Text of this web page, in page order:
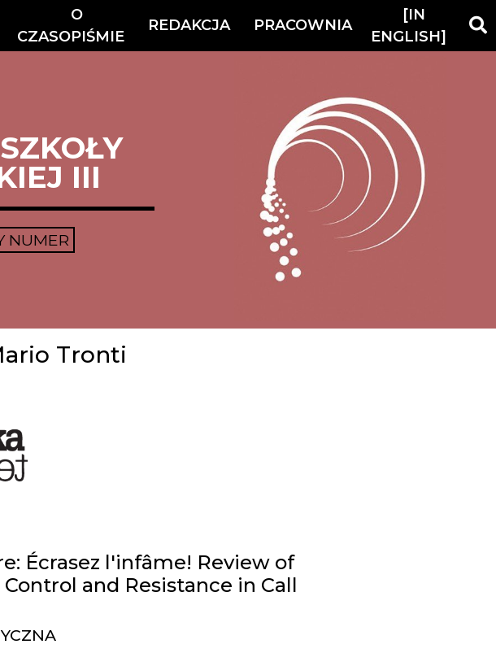
O
CZASOPIŚMIE
REDAKCJA PRACOWNIA
[IN
ENGLISH]
III
NUMER
Tronti
Écrasez l'infâme! Review of
and Resistance in Call